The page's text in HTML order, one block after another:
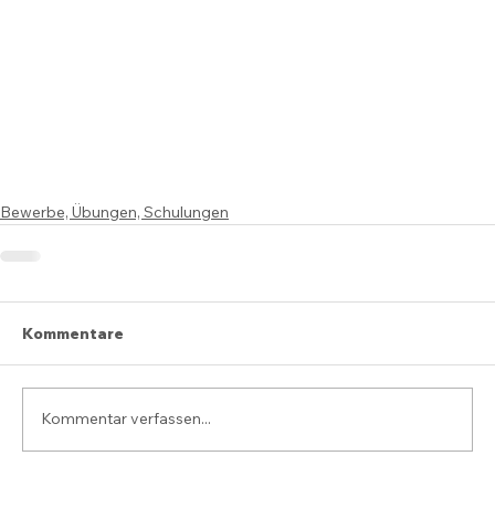
Bewerbe, Übungen, Schulungen
Kommentare
Kommentar verfassen...